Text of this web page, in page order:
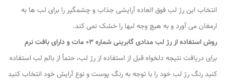
انتخاب این رژ لب فوق العاده آرایشی جذاب و چشمگیر را برای لب ها به
ارمغان می آورد و به هیچ وجه لبها را خشک نمی کند.
روش استفاده از رژ لب مدادی گابرینی شماره 03 مات و دارای بافت نرم
برای دریافت نتیجه دلخواه قبل از استفاده از رژ لب، حتماً از بالم لب استفاده
کنید رنگ رژ لب خود را با توجه به رنگ پوست و نوع آرایش خود انتخاب کنید